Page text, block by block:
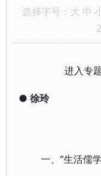
选择字号： 大 中
进入专
● 徐玲
一、“生活儒